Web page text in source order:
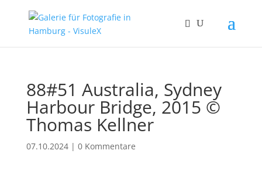
88#51 Australia, Sydney
Harbour Bridge, 2015 ©
Thomas Kellner
07.10.2024| 0 Kommentare